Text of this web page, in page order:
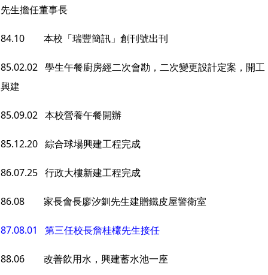
先生擔任董事長
84.10 本校「瑞豐簡訊」創刊號出刊
85.02.02 學生午餐廚房經二次會勘，二次變更設計定案，開工
興建
85.09.02 本校營養午餐開辦
85.12.20 綜合球場興建工程完成
86.07.25 行政大樓新建工程完成
86.08 家長會長廖汐釧先生建贈鐵皮屋警衛室
87.08.01 第三任校長詹桂欉先生接任
88.06 改善飲用水，興建蓄水池一座